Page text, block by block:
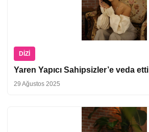
DIZI
Yaren Yapıcı Sahipsizler’e veda etti
29 Ağustos 2025